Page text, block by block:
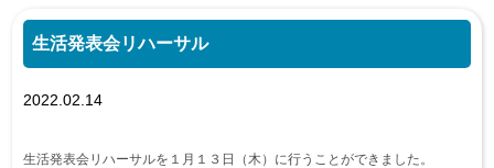
生活発表会リハーサル
2022.02.14
生活発表会リハーサルを１月１３日（木）に行うことができました。